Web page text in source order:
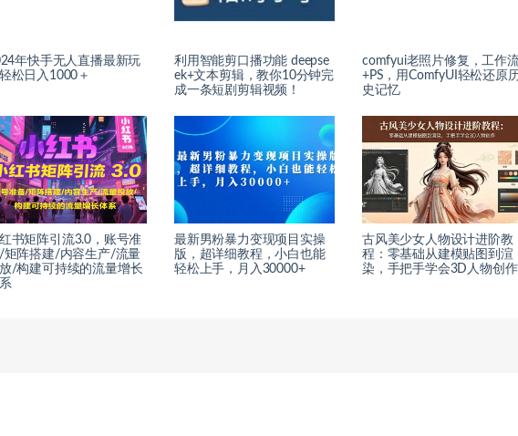
年快手无人直播最新玩
松日入1000＋
利用智能剪口播功能 deepse
ek+文本剪辑，教你10分钟完
成一条短剧剪辑视频！
comfyui老照片修复，工作
+PS，用ComfyUI轻松还原
史记忆
书矩阵引流3.0，账号准
矩阵搭建/内容生产/流量
/构建可持续的流量增长
最新男粉暴力变现项目实操
版，超详细教程，小白也能
轻松上手，月入30000+
古风美少女人物设计进阶教
程：零基础从建模贴图到渲
染，手把手学会3D人物创作